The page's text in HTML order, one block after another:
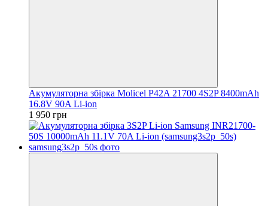
Акумуляторна збірка Molicel P42A 21700 4S2P 8400mAh
16.8V 90A Li-ion
1 950 грн